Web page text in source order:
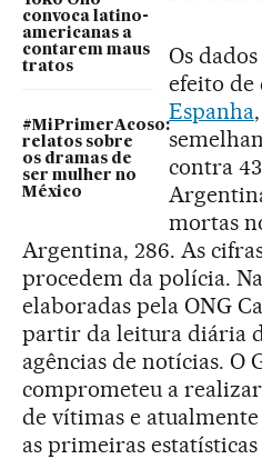
convoca latino-
americanas a
contarem maus
tratos
#MiPrimerAcoso:
relatos sobre
os dramas de
ser mulher no
México
Os
efeito de
Espanha
contra
mortas
Argentina, 286. As
procedem da polícia.
elaboradas pela ONG
partir da leitura diária
agências de notícias. O
comprometeu a
de vítimas e
as primeiras estatísticas